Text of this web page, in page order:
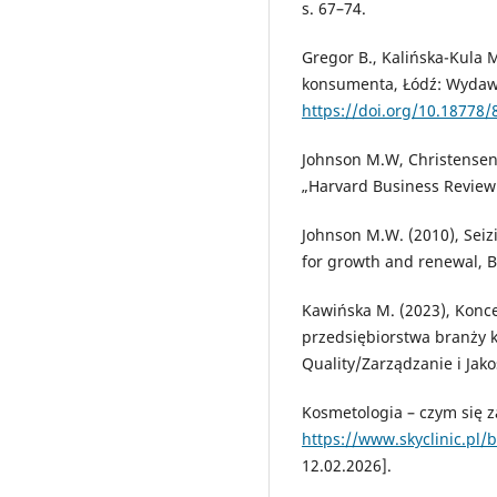
s. 67–74.
Gregor B., Kalińska-Kula
konsumenta, Łódź:
https://doi.org/10.18778/
Johnson M.W,
„Harvard Business
Johnson M.W. (2010),
for growth and renewal,
Kawińska M. (2023),
przedsiębiorstwa branży
Quality/Zarządzanie i
Kosmetologia – czym się
https://www.skyclinic.pl/
12.02.2026].